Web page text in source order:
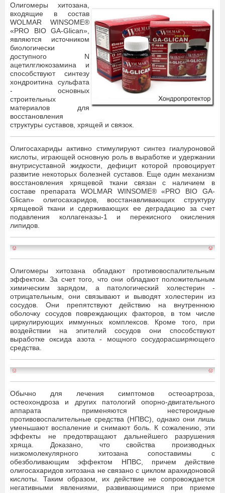
Олигомеры хитозана,
входящие в состав
WOLMAR WINSOME®
«PRO BIO GA-Glican»,
являются источником
биологически
доступного N
ацетилглюкозамина и
способствуют синтезу
хондроитина сульфата
- основных
строительных
материалов для
восстановления
структуры суставов, хрящей и связок.
Олигосахариды активно стимулируют синтез гиалуроновой
кислоты, играющей основную роль в выработке и удержании
внутрисуставной жидкости, дефицит которой провоцирует
развитие некоторых болезней суставов. Еще один механизм
восстановления хрящевой ткани связан с наличием в
составе препарата WOLMAR WINSOME® «PRO BIO GA-
Glican» олигосахаридов, восстанавливающих структуру
хрящевой ткани и сдерживающих ее деградацию за счет
подавления коллагеназы-1 и перекисного окисления
липидов.
Олигомеры хитозана обладают противовоспалительным
эффектом. За счет того, что они обладают положительным
химическим зарядом, а патологический холестерин -
отрицательным, они связывают и выводят холестерин из
сосудов. Они препятствуют действию на внутреннюю
оболочку сосудов повреждающих факторов, в том числе
циркулирующих иммунных комплексов. Кроме того, при
воздействии на эпителий сосудов они способствуют
выработке оксида азота - мощного сосудорасширяющего
средства.
Обычно для лечения симптомов остеоартроза,
остеохондроза и других патологий опорно-двигательного
аппарата применяются нестероидные
противовоспалительные средства (НПВС), однако они лишь
уменьшают воспаление и снимают боль. К сожалению, эти
эффекты не предотвращают дальнейшего разрушения
хряща. Доказано, что свойства производных
низкомолекулярного хитозана сопоставимы с
обезболивающим эффектом НПВС, причем действие
олигосахаридов хитозана не связано с циклом арахидоновой
кислоты. Таким образом, их действие не сопровождается
негативными явлениями, развивающимися при приеме